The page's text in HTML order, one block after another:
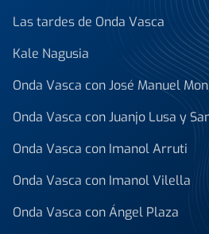
Las tardes de Onda Vasca
Kale Nagusia
Onda Vasca con José Manuel
Onda Vasca con Juanjo Lusa y
Onda Vasca con Imanol Arruti
Onda Vasca con Imanol Vilella
Onda Vasca con Ángel Plaza